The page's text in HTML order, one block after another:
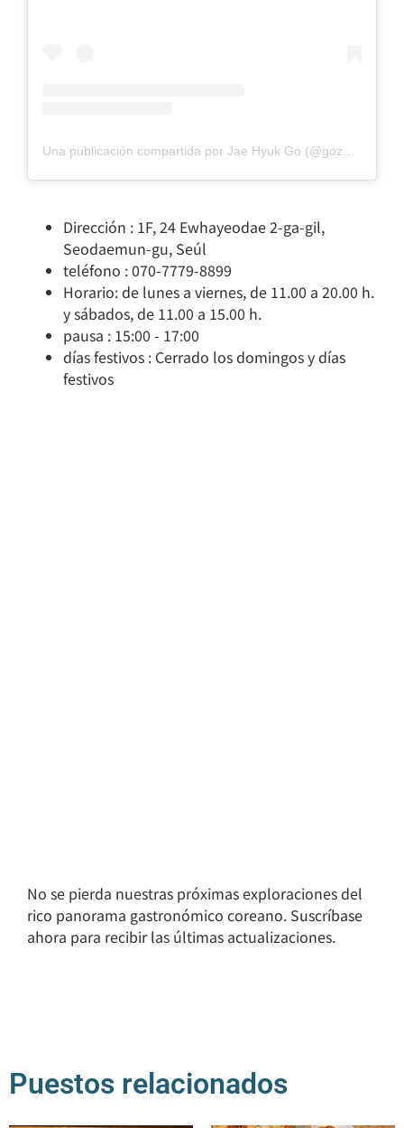
Una publicación compartida por Jae Hyuk Go (@gozetto1014)
Dirección : 1F, 24 Ewhayeodae 2-ga-gil,
Seodaemun-gu, Seúl
teléfono : 070-7779-8899
Horario: de lunes a viernes, de 11.00 a 20.00 h.
y sábados, de 11.00 a 15.00 h.
pausa : 15:00 - 17:00
días festivos : Cerrado los domingos y días
festivos
No se pierda nuestras próximas exploraciones del
rico panorama gastronómico coreano. Suscríbase
ahora para recibir las últimas actualizaciones.
Puestos relacionados